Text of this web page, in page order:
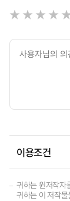
이용조건
귀하는 원저작자
귀하는 이 저작